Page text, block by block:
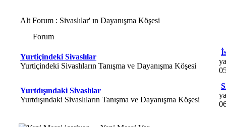
Alt Forum : Sivaslılar' ın Dayanışma Köşesi
Forum
Yurtiçindeki Sivaslılar
Yurtiçindeki Sivaslıların Tanışma ve Dayanışma Köşesi
Yurtdışındaki Sivaslılar
Yurtdışındaki Sivaslıların Tanışma ve Dayanışma Köşesi